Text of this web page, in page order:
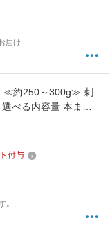
届け
≪約250～300g≫ 刺
べる内容量 本まぐ
鮪 刺し身 お刺身 伊
勢志摩 南伊勢町 1
付与
。